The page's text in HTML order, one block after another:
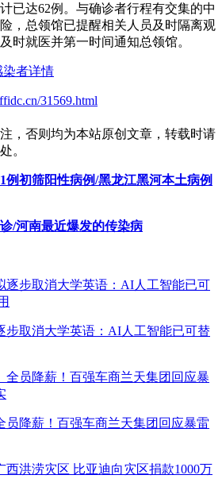
已达62例。与确诊者行程有交集的中
，总领馆已提醒相关人员及时隔离观
时就医并第一时间通知总领馆。
染者详情
31569.html
，否则均为本站原创文章，转载时请
。
例初筛阳性病例/黑龙江黑河本土病例
/河南最近爆发的传染病
步取消大学英语：AI人工智能已可替
员降薪！百强车商兰天集团回应暴雷